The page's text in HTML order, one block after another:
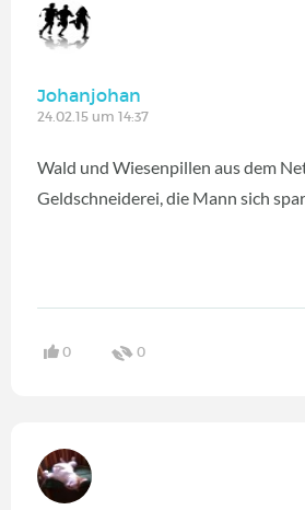
Johanjohan
24.02.15 um 14:37
Wald und Wiesenpillen aus dem
Geldschneiderei, die Mann sich
0 0